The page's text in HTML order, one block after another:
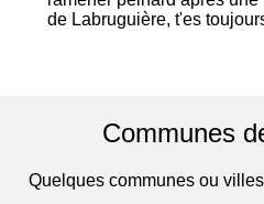
de Labruguière, t'es
Communes
Quelques communes ou